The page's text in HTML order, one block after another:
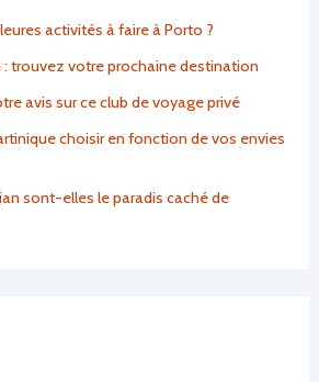
activités à faire à Porto ?
trouvez votre prochaine destination
avis sur ce club de voyage privé
choisir en fonction de vos envies
sont-elles le paradis caché de